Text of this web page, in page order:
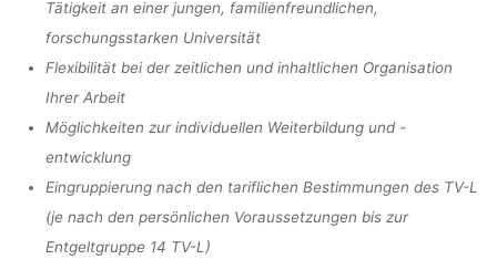
Tätigkeit an einer jungen, familienfreundlichen,
forschungsstarken Universität
Flexibilität bei der zeitlichen und inhaltlichen Organisation
Ihrer Arbeit
Möglichkeiten zur individuellen Weiterbildung und -
entwicklung
Eingruppierung nach den tariflichen Bestimmungen des TV-L
(je nach den persönlichen Voraussetzungen bis zur
Entgeltgruppe 14 TV-L)